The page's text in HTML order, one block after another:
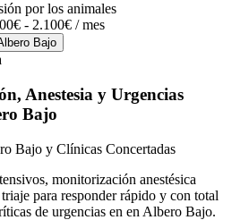
por los animales
- 2.100€ / mes
Bajo
Anestesia y Urgencias
Bajo
Bajo y Clínicas Concertadas
monitorización anestésica
para responder rápido y con total
de urgencias en en Albero Bajo.